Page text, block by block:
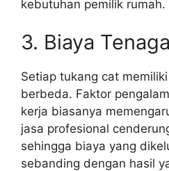
kebutuhan pemilik rumah.
3. Biaya
Setiap tukang cat
berbeda. Faktor
kerja biasanya
jasa profesional
sehingga biaya yang
sebanding dengan hasil